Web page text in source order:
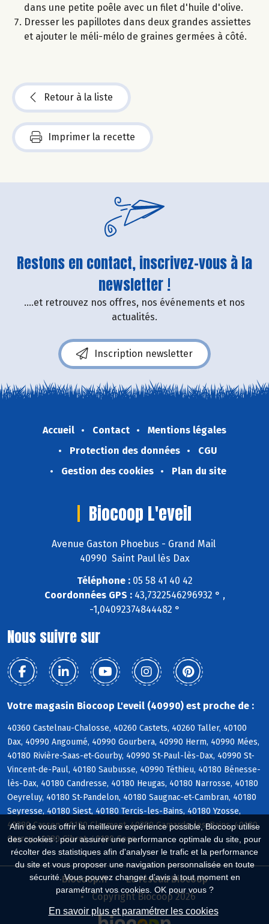
Afin de vous offrir la meilleure expérience possible, Biocoop utilise
des cookies : pour assurer une performance optimale du site, pour
récolter des statistiques afin d'analyser le trafic et la performance
du site et vous proposer une navigation personnalisée en toute
sécurité. Vous pouvez changer d'avis à tout moment en
paramétrant vos cookies. OK pour vous ?
En savoir plus et paramétrer les cookies
dans une petite poêle avec un filet d'huile d'olive.
Dresser les papillotes dans deux grandes assiettes
et ajouter le méli-mélo de graines germées à côté.
Retour à la liste
Imprimer la recette
Restons en contact, inscrivez-vous à la
newsletter !
....et retrouvez nos offres, nos événements et nos
actualités.
Inscription newsletter
Accueil Contact
Mentions légales
Protection des données
CGU
Gestion des cookies
Plan du site
Biocoop L'eveil
Avenue Gaston Phoebus - Grand Mail
40990 Saint Paul lès Dax
Téléphone :05 58 41 40 42
Coordonnées GPS :43,7322546296932 ° ,
-1,04092374844482 °
Nous suivre sur
Votre magasin Biocoop L'eveil (40990) est proche de :
40360 Castelnau-Chalosse, 40260 Castets, 40260 Taller, 40100
Dax, 40990 Angoumé, 40990 Gourbera, 40990 Herm, 40990 Mées,
40180 Rivière-Saas-et-Gourby, 40990 St-Paul-lès-Dax, 40990 St-
Vincent-de-Paul, 40180 Saubusse, 40990 Téthieu, 40180 Bénesse-
lès-Dax, 40180 Candresse, 40180 Heugas, 40180 Narrosse, 40180
Oeyreluy, 40180 St-Pandelon, 40180 Saugnac-et-Cambran, 40180
Seyresse, 40180 Siest, 40180 Tercis-les-Bains, 40180 Yzosse,
40380 Cassen, 40180 Clermont, 40380 Gamarde-les-Bains, 40180
Garrey, 40380 Gibret, 40180 Goos
Biocoop.fr
Le réseau Biocoop
Copyright Biocoop 2026